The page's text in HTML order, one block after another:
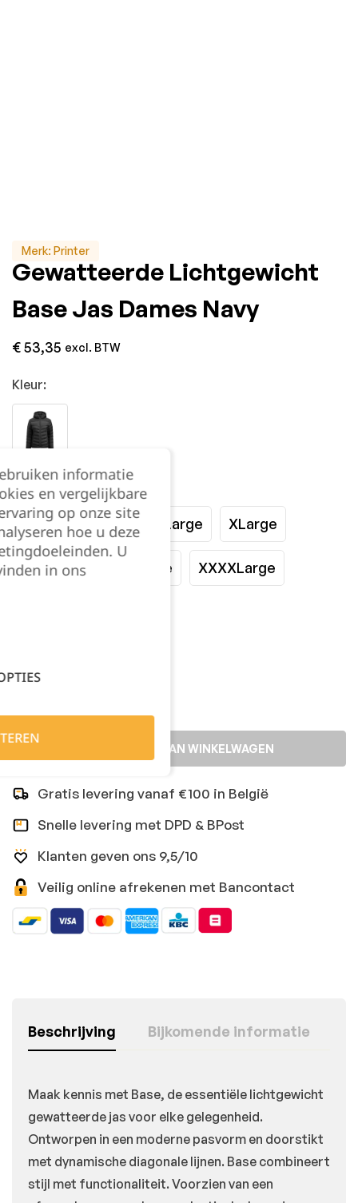
Merk: Printer
Gewatteerde Lichtgewicht
Base Jas Dames Navy
€53,35 excl. BTW
Kleur:
Maat:
Small Medium Large XLarge
XXLarge XXXLarge XXXXLarge
TOEVOEGEN AAN WINKELWAGEN
Gratis levering vanaf €100 in België
Snelle levering met DPD & BPost
Klanten geven ons 9,5/10
Veilig online afrekenen met Bancontact
Beschrijving Bijkomende informatie
Maak kennis met Base, de essentiële lichtgewicht
gewatteerde jas voor elke gelegenheid.
Ontworpen in een moderne pasvorm en doorstikt
met dynamische diagonale lijnen. Base combineert
stijl met functionaliteit. Voorzien van een
informatie
en vergelijkbare
op onze site
hoe u deze
U
in ons